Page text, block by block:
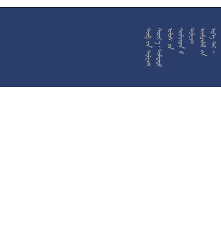










































































































